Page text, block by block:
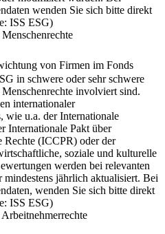
wenden Sie sich bitte direkt
ISS ESG)
von Firmen im Fonds
in schwere oder sehr schwere
involviert sind.
internationaler
wie u.a. der Internationale
Internationale Pakt über
Rechte (ICCPR) oder der
soziale und kulturelle
werden bei relevanten
mindestens jährlich aktualisiert. Bei
wenden Sie sich bitte direkt
ISS ESG)